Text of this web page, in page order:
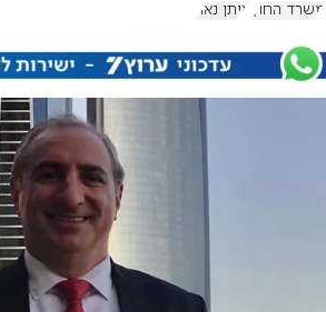
משרד החוץ איתן נאה